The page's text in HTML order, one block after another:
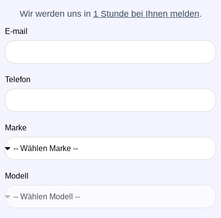
Wir werden uns in 1 Stunde bei Ihnen melden.
E-mail
Telefon
Marke
Modell